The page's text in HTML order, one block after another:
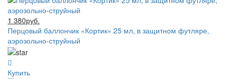
1 380руб.
Перцовый баллончик «Кортик» 25 мл, в защитном футляре,
аэрозольно-струйный
Купить